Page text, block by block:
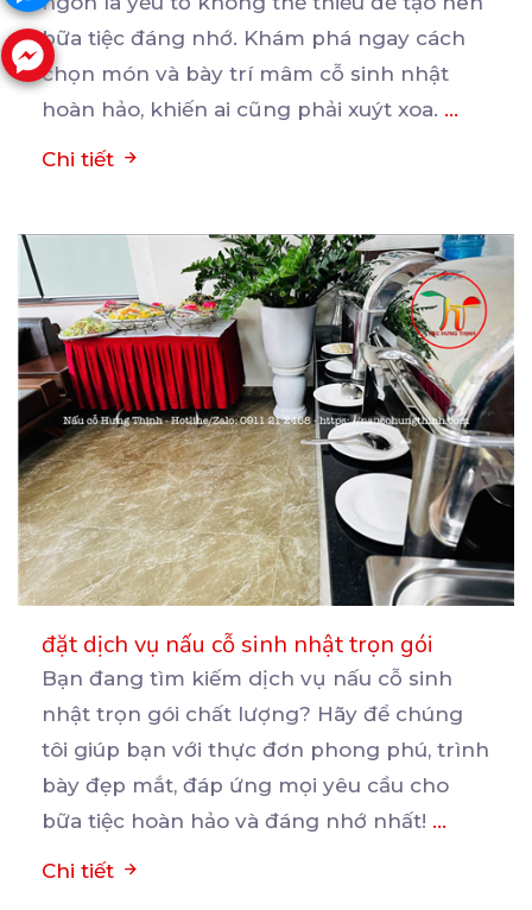
bữa tiệc đáng nhớ. Khám phá ngay cách
chọn món và bày trí mâm cỗ sinh nhật
hoàn hảo, khiến ai cũng phải xuýt xoa. ...
Chi tiết
đặt dịch vụ nấu cỗ sinh nhật trọn gói
Bạn đang tìm kiếm dịch vụ nấu cỗ sinh
nhật trọn gói chất lượng? Hãy để chúng
tôi giúp bạn với thực đơn phong phú, trình
bày đẹp mắt, đáp ứng mọi yêu cầu cho
bữa tiệc hoàn hảo và đáng nhớ nhất! ...
Chi tiết